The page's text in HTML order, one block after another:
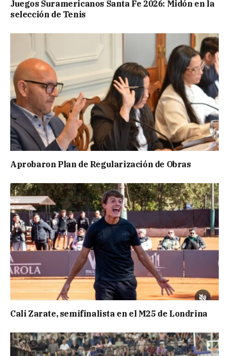
Juegos Suramericanos Santa Fe 2026: Midón en la
selección de Tenis
Aprobaron Plan de Regularización de Obras
Cali Zarate, semifinalista en el M25 de Londrina